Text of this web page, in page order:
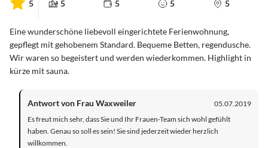
5 5 5 5 5
Eine wunderschöne liebevoll eingerichtete Ferienwohnung,
gepflegt mit gehobenem Standard. Bequeme Betten, regendusche.
Wir waren so begeistert und werden wiederkommen. Highlight in
kürze mit sauna.
Antwort von Frau Waxweiler
05.07.2019
Es freut mich sehr, dass Sie und Ihr Frauen-Team sich wohl gefühlt
haben. Genau so soll es sein! Sie sind jederzeit wieder herzlich
willkommen.